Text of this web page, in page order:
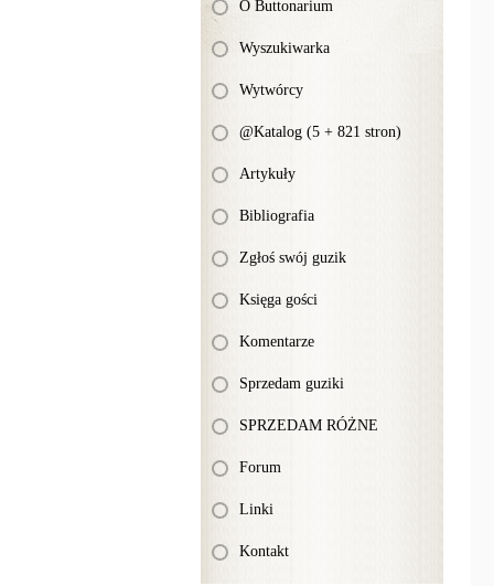
O Buttonarium
Wyszukiwarka
Wytwórcy
@Katalog (5 + 821 stron)
Artykuły
Bibliografia
Zgłoś swój guzik
Księga gości
Komentarze
Sprzedam guziki
SPRZEDAM RÓŻNE
Forum
Linki
Kontakt